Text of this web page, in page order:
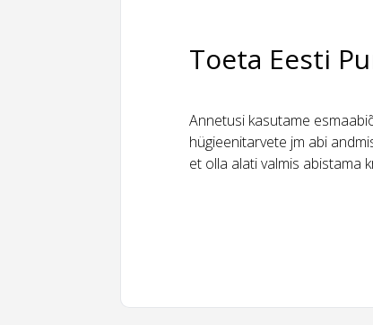
Toeta Eesti
Annetusi kasutame
hügieenitarvete jm abi
et olla alati valmis abistama